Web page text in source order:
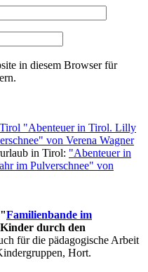
in diesem Browser für
in Tirol: "Abenteuer in
im Pulverschnee" von
Familienbande im
durch den
für die pädagogische Arbeit
Hort.